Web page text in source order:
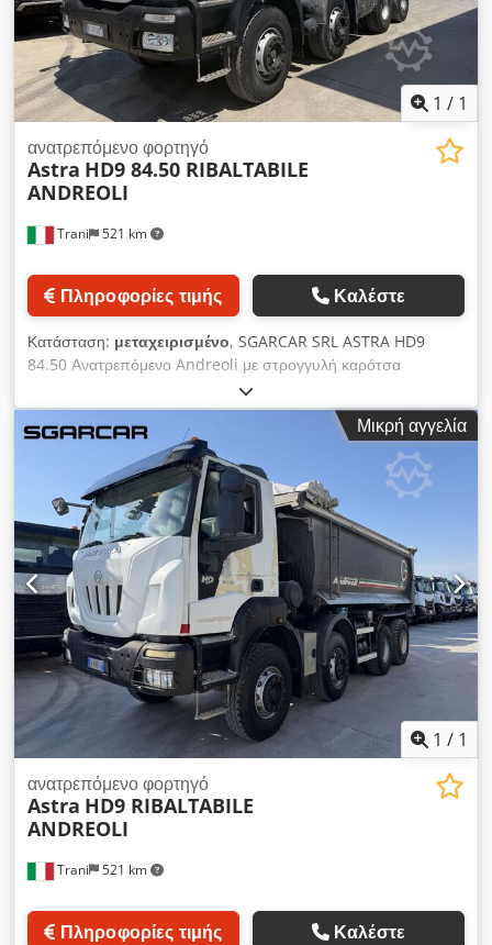
φορτίο χωρίς JIB 6.600kg, ωφέλιμο φορτίο με JIB 6.150kg.
Crsdeynr Rcopfx Aiqof
1 / 1
Trani 521 km
ανατρεπόμενο φορτηγό
Astra HD9 84.50 RIBALTABILE
ANDREOLI
Πληροφορίες τιμής Καλέστε
Κατάσταση: μεταχειρισμένο, SGARCAR SRL ASTRA HD9
84.50 Ανατρεπόμενο Andreoli με στρογγυλή καρότσα
Χειροκίνητο κιβώτιο και intarder Έτος 2015 – Euro 6
Credpozidt Refx Aiqjf
Μικρή αγγελία
1 / 1
Trani 521 km
ανατρεπόμενο φορτηγό
Astra HD9 RIBALTABILE
ANDREOLI
Πληροφορίες τιμής Καλέστε